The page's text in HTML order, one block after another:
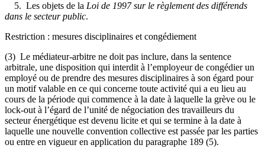
5. Les objets de la Loi de 1997 sur le règlement des différends
dans le secteur public.
Restriction : mesures disciplinaires et congédiement
(3) Le médiateur-arbitre ne doit pas inclure, dans la sentence
arbitrale, une disposition qui interdit à l’employeur de congédier un
employé ou de prendre des mesures disciplinaires à son égard pour
un motif valable en ce qui concerne toute activité qui a eu lieu au
cours de la période qui commence à la date à laquelle la grève ou le
lock-out à l’égard de l’unité de négociation des travailleurs du
secteur énergétique est devenu licite et qui se termine à la date à
laquelle une nouvelle convention collective est passée par les parties
ou entre en vigueur en application du paragraphe 189 (5).